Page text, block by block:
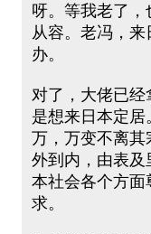
呀。等我老了
从容。老冯，
办。
对了，大佬已经
是想来日本定
万，万变不离其
外到内，由表及
本社会各个方面
求。